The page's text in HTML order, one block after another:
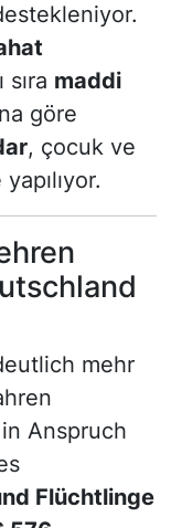
sıra maddi
göre
, çocuk ve
mehr
Anspruch
Flüchtlinge